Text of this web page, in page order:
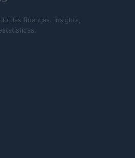
das finanças. Insights,